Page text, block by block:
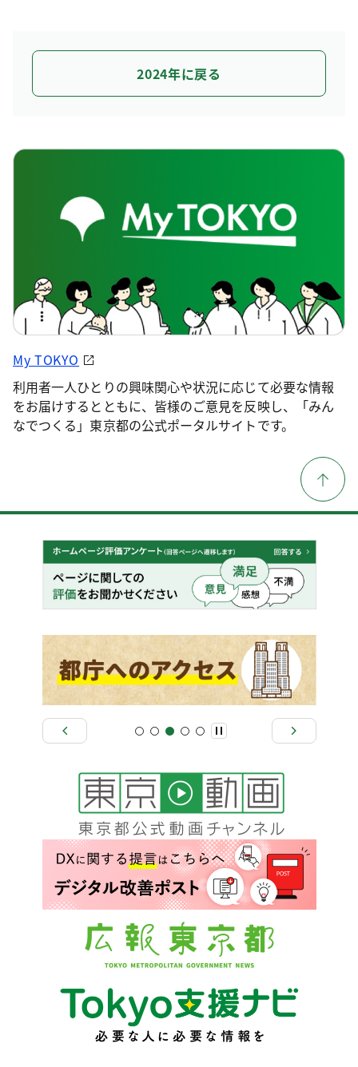
2024年に戻る
My TOKYO
利用者一人ひとりの興味関心や状況に応じて必要な情報
をお届けするとともに、皆様のご意見を反映し、「みん
なでつくる」東京都の公式ポータルサイトです。